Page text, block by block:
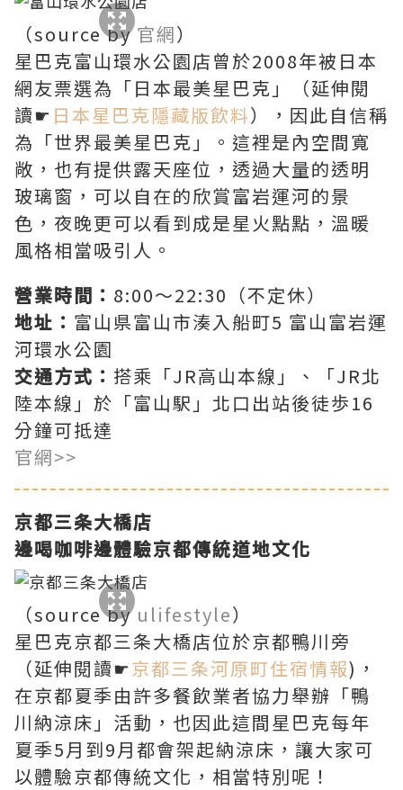
（source by官網）
星巴克富山環水公園店曾於2008年被日本
網友票選為「日本最美星巴克」（延伸閱
讀☛ 日本星巴克隱藏版飲料），因此自信稱
為「世界最美星巴克」。這裡是內空間寬
敞，也有提供露天座位，透過大量的透明
玻璃窗，可以自在的欣賞富岩運河的景
色，夜晚更可以看到成是星火點點，溫暖
風格相當吸引人。
營業時間： 8:00～22:30（不定休）
地址： 富山県富山市湊入船町5 富山富岩運
河環水公園
交通方式： 搭乘「JR高山本線」、「JR北
陸本線」於「富山駅」北口出站後徒歩16
分鐘可抵達
官網>>
京都三条大橋店
邊喝咖啡邊體驗京都傳統道地文化
（source by ulifestyle）
星巴克京都三条大橋店位於京都鴨川旁
（延伸閱讀☛京都三条河原町住宿情報)，
在京都夏季由許多餐飲業者協力舉辦「鴨
川納涼床」活動，也因此這間星巴克每年
夏季5月到9月都會架起納涼床，讓大家可
以體驗京都傳統文化，相當特別呢！